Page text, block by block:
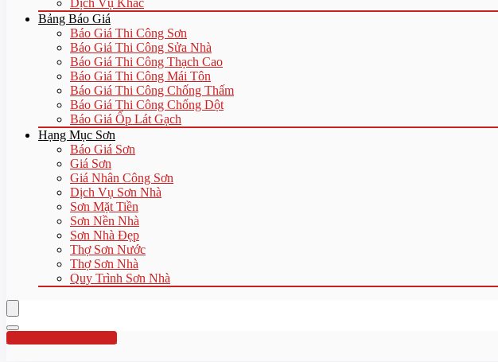
Dịch Vụ Khác
Bảng Báo Giá
Báo Giá Thi Công Sơn
Báo Giá Thi Công Sửa Nhà
Báo Giá Thi Công Thạch Cao
Báo Giá Thi Công Mái Tôn
Báo Giá Thi Công Chống Thấm
Báo Giá Thi Công Chống Dột
Báo Giá Ốp Lát Gạch
Hạng Mục Sơn
Báo Giá Sơn
Giá Sơn
Giá Nhân Công Sơn
Dịch Vụ Sơn Nhà
Sơn Mặt Tiền
Sơn Nền Nhà
Sơn Nhà Đẹp
Thợ Sơn Nước
Thợ Sơn Nhà
Quy Trình Sơn Nhà
Hotline:0961 894 472